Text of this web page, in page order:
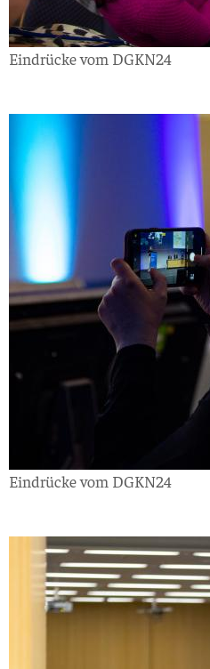
Eindrücke vom DGKN24
Eindrücke vom DGKN24